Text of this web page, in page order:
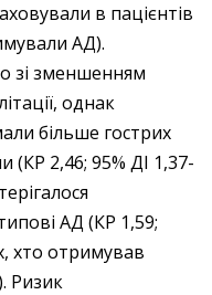
в пацієнтів
АД).
зі зменшенням
однак
більше гострих
(КР 2,46; 95% ДІ 1,37-
АД (КР 1,59;
хто отримував
Ризик